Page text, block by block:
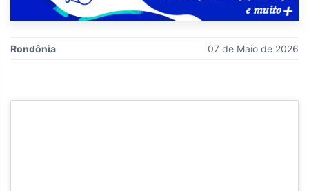
Rondônia 07 de Maio de 2026